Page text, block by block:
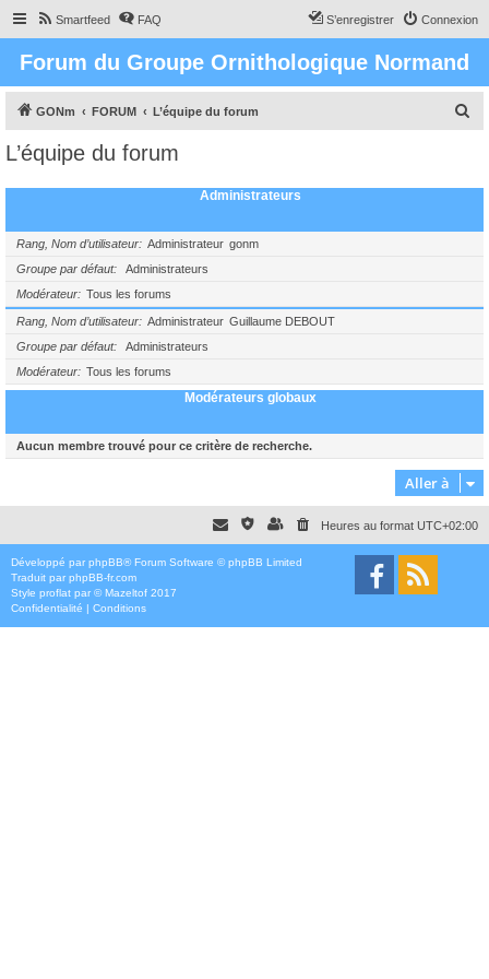
Smartfeed FAQ Connexion
S’enregistrer
Forum du Groupe Ornithologique Normand
GONm FORUM L’équipe du forum
h
L’équipe du forum
Administrateurs
Rang, Nom d’utilisateur Administrateur gonm
Groupe par défaut
Administrateurs
Modérateur
Tous les forums
Rang, Nom d’utilisateur Administrateur Guillaume DEBOUT
Groupe par défaut
Administrateurs
Modérateur
Tous les forums
Modérateurs globaux
Aucun membre trouvé pour ce critère de recherche.
Aller à
Heures au format UTC+02:00
Développé par phpBB® Forum Software © phpBB Limited
Traduit par phpBB-fr.com
Style proflat par ©Mazeltof 2017
Confidentialité | Conditions